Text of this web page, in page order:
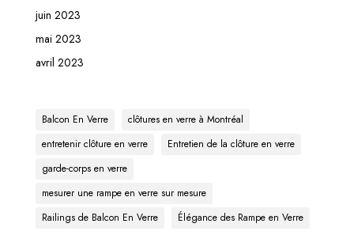
juin 2023
mai 2023
avril 2023
Balcon En Verre
clôtures en verre à Montréal
entretenir clôture en verre
Entretien de la clôture en verre
garde-corps en verre
mesurer une rampe en verre sur mesure
Railings de Balcon En Verre
Élégance des Rampe en Verre